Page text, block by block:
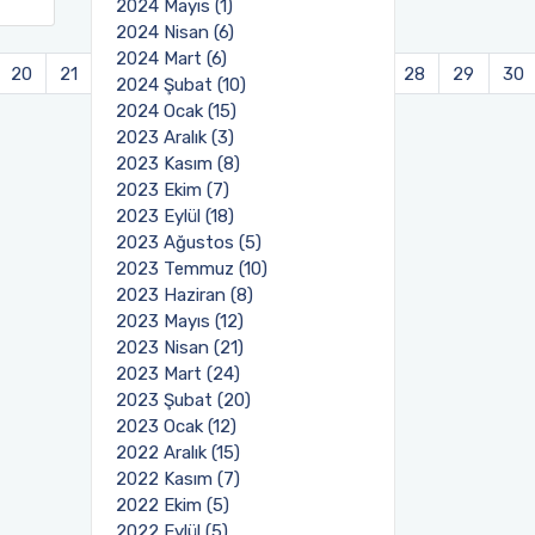
20 21 22 23 24 28 29 30
2024 Mayıs (1)
2024 Nisan (6)
2024 Mart (6)
2024 Şubat (10)
2024 Ocak (15)
2023 Aralık (3)
2023 Kasım (8)
2023 Ekim (7)
2023 Eylül (18)
2023 Ağustos (5)
2023 Temmuz (10)
2023 Haziran (8)
2023 Mayıs (12)
2023 Nisan (21)
2023 Mart (24)
2023 Şubat (20)
2023 Ocak (12)
2022 Aralık (15)
2022 Kasım (7)
2022 Ekim (5)